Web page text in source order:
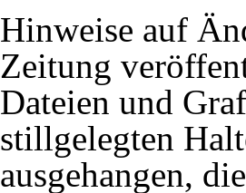
Hinweise auf
Zeitung
Dateien und
stillgelegten
ausgehangen,